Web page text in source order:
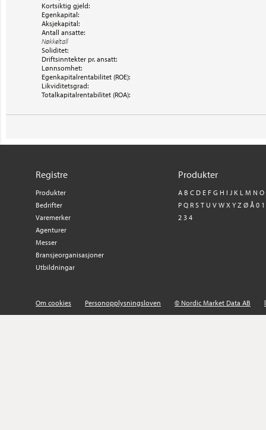
Kortsiktig gjeld:
Egenkapital:
Aksjekapital:
Antall ansatte:
Nøkkeltall
Soliditet:
Driftsinntekter pr. ansatt:
Lønnsomhet:
Egenkapitalrentabilitet (ROE):
Likviditetsgrad:
Totalkapitalrentabilitet (ROA):
Registre
Produkter
Bedrifter
Varemerker
Agenturer
Messer
Bransjeorganisasjoner
Utbildningar
Produkter
A B C D E F G H I J K L M N O
P Q R S T U V W X Y Z Ø Å 0 1
2 3 4
Om cookies Personopplysningsloven © Nordic Market Data AB